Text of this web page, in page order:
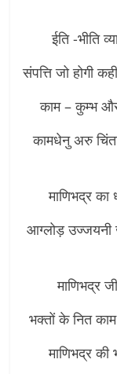
ईति -भीति
संपत्ति जो होगी
काम – कुम्भ और
कामधेनु अरु
माणिभद्र
आग्लोड़
माणिभद्र
भक्तों के नित
माणिभद्र